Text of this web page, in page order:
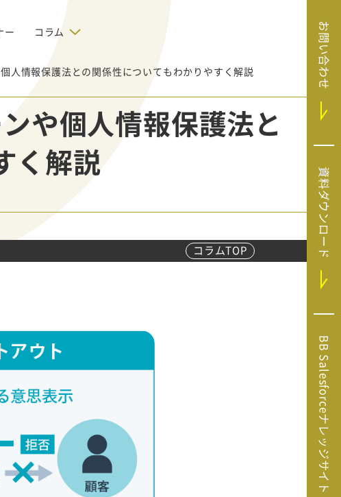
デジタルテクノロジー
SaaS導入
BIZUTTO経費
MRC（マーケラ
イズクラウド）
ListFinder（リ
ー）
(マイクロソフト
クラリティ）
Salesforce（セ
ールスフォース）
HubSpot（ハブ
スポット）
GA4運用支援サー
ビス
システムエンジニア
リング
ト広告で狙った
化したい
い（中小企業
込み営業」や
BtoBデジタ
企業のリア
HubSpotで実現した、決済データの
即時可視化と対応迅速化｜フリーウ
ー コラム
人情報保護法との関係性についてもわかりやすく解説
や個人情報保護法と
く解説
コラムTOP
お問い合わせ
資料ダウンロード
BB Salesforceナレッジサイト